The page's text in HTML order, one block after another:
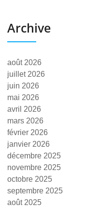
Archive
août 2026
juillet 2026
juin 2026
mai 2026
avril 2026
mars 2026
février 2026
janvier 2026
décembre 2025
novembre 2025
octobre 2025
septembre 2025
août 2025